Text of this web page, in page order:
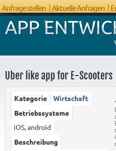
Anfrage stellen Aktuelle Anfragen
Uber like app for E-Scooters
Kategorie
Wirtschaft
Betriebssysteme
iOS, android
Beschreibung